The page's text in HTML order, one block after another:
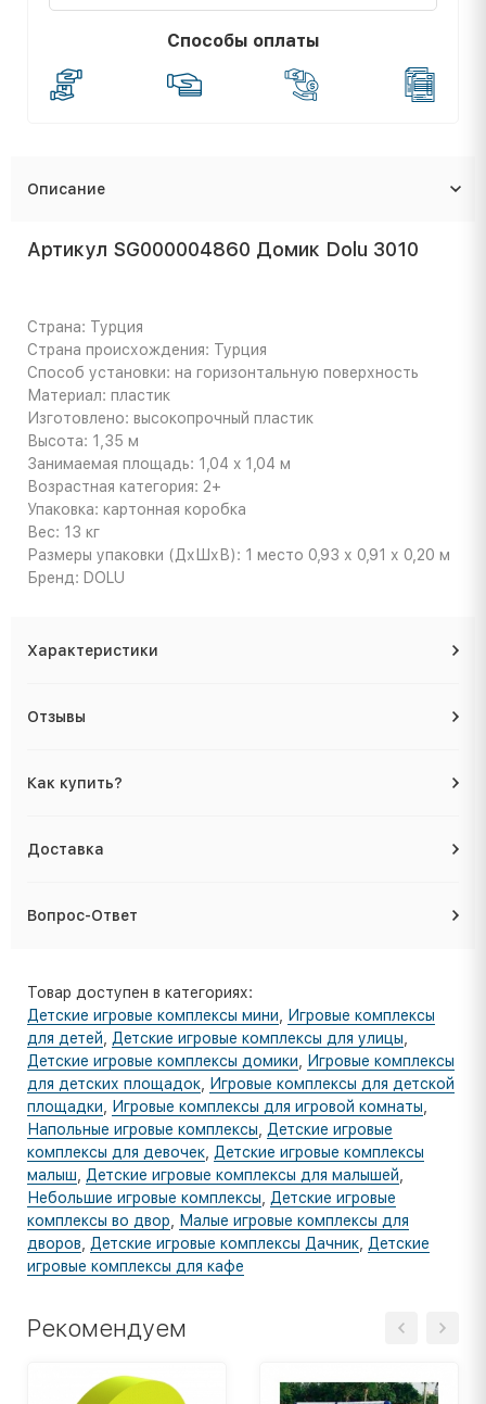
Способы оплаты
Описание
Артикул SG000004860 Домик Dolu 3010
Страна: Турция
Страна происхождения: Турция
Способ установки: на горизонтальную поверхность
Материал: пластик
Изготовлено: высокопрочный пластик
Высота: 1,35 м
Занимаемая площадь: 1,04 x 1,04 м
Возрастная категория: 2+
Упаковка: картонная коробка
Вес: 13 кг
Размеры упаковки (ДхШхВ): 1 место 0,93 х 0,91 х 0,20 м
Бренд: DOLU
Характеристики
Отзывы
Как купить?
Доставка
Вопрос-Ответ
Товар доступен в категориях:
Детские игровые комплексы мини
Игровые комплексы
для детей
Детские игровые комплексы для улицы
Детские игровые комплексы домики
Игровые комплексы
для детских площадок
Игровые комплексы для детской
площадки
Игровые комплексы для игровой комнаты
Напольные игровые комплексы
Детские игровые
комплексы для девочек Детские игровые комплексы
малыш
Детские игровые комплексы для малышей
Небольшие игровые комплексы
Детские игровые
комплексы во двор
Малые игровые комплексы для
дворов
Детские игровые комплексы Дачник Детские
игровые комплексы для кафе
Рекомендуем